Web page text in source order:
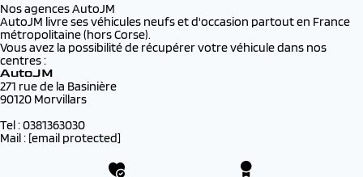
Nos agences AutoJM
AutoJM livre ses véhicules neufs et d'occasion partout en France
métropolitaine (hors Corse).
Vous avez la possibilité de récupérer votre véhicule dans nos
centres :
AutoJM
271 rue de la Basinière
90120 Morvillars
Tel : 0381363030
Mail : [email protected]